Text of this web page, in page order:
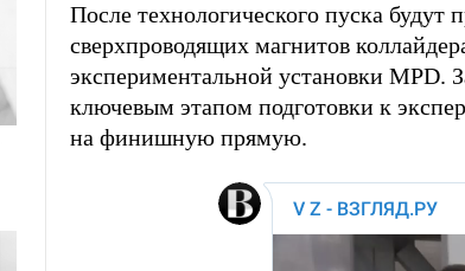
После технологического пуска будут
сверхпроводящих магнитов
экспериментальной установки MPD.
ключевым этапом подготовки к
на финишную прямую.